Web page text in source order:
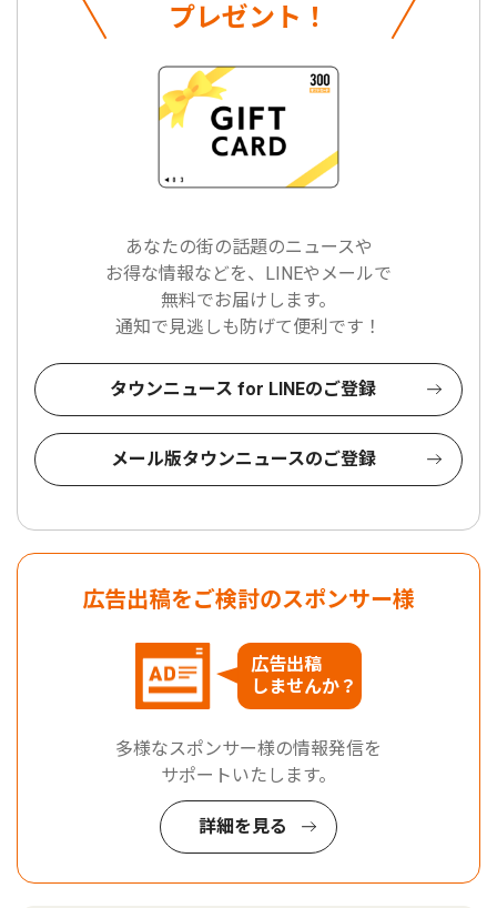
プレゼント！
あなたの街の話題のニュースや
お得な情報などを、LINEやメールで
無料でお届けします。
通知で見逃しも防げて便利です！
タウンニュース for LINEのご登録
メール版タウンニュースのご登録
広告出稿をご検討のスポンサー様
広告出稿
しませんか？
多様なスポンサー様の情報発信を
サポートいたします。
詳細を見る